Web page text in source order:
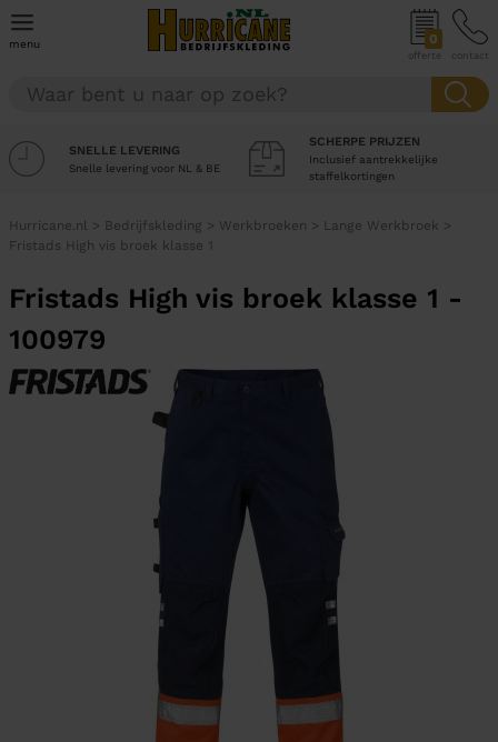
menu 0
offerte contact
SNELLE LEVERING
Snelle levering voor NL & BE
SCHERPE PRIJZEN
Inclusief aantrekkelijke
staffelkortingen
Hurricane.nl > Bedrijfskleding > Werkbroeken > Lange Werkbroek >
Fristads High vis broek klasse 1
Fristads High vis broek klasse 1 -
100979